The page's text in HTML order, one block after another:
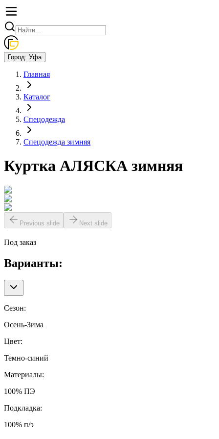
Город: Уфа
Главная
Каталог
Спецодежда
Спецодежда зимняя
Куртка АЛЯСКА зимняя
Previous slide Next slide
Под заказ
Варианты:
Сезон:
Осень-Зима
Цвет:
Темно-синий
Материалы:
100% ПЭ
Подкладка:
100% п/э